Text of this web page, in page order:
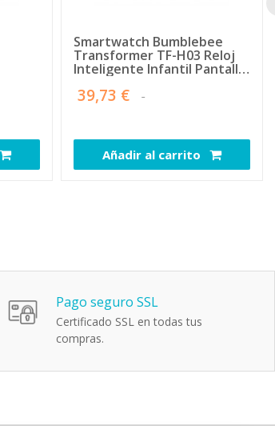
Smartwatch Bumblebee
Transformer TF-H03 Reloj
Inteligente Infantil Pantalla
Android IOS
39,73 €
Añadir al carrito
Pago seguro SSL
Certificado SSL en todas tus
compras.